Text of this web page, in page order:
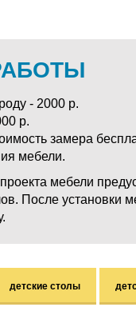
- 2000 р.
р.
замера
мебели.
мебели
После установки
детские столы